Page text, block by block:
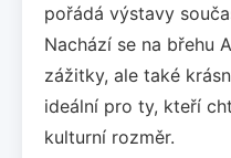
pořádá výstavy
Nachází se na břehu
zážitky, ale také
ideální pro ty, kteří
kulturní rozměr.